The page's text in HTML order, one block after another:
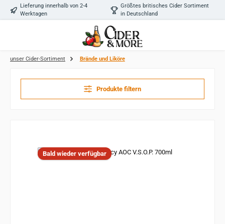
Zum Hauptinhalt springen
Lieferung innerhalb von 2-4
Werktagen
Größtes britisches Cider Sortiment
in Deutschland
unser Cider-Sortiment Brände und Liköre
Produkte filtern
Bald wieder verfügbar